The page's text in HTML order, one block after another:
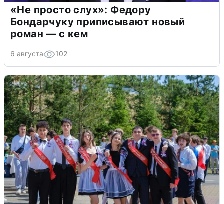
«Не просто слух»: Федору
Бондарчуку приписывают новый
роман — с кем
6 августа 102